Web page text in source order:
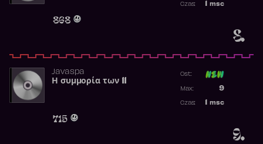
8.
868
msc
Czas:
9.
Javaspa
Η συμμορία των 11
715
Ost:
9
Max:
msc
Czas: